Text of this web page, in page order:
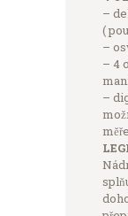
–
(
–
– 4
–